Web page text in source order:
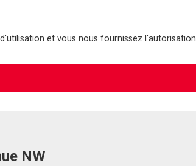
et vous nous fournissez l'autorisation
NW